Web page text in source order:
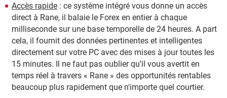
Accès rapide : ce système intégré vous donne un accès
direct à Rane, il balaie le Forex en entier à chaque
milliseconde sur une base temporelle de 24 heures. A part
cela, il fournit des données pertinentes et intelligentes
directement sur votre PC avec des mises à jour toutes les
15 minutes. Il ne faut pas oublier qu’il vous avertit en
temps réel à travers « Rane » des opportunités rentables
beaucoup plus rapidement que n'importe quel courtier.